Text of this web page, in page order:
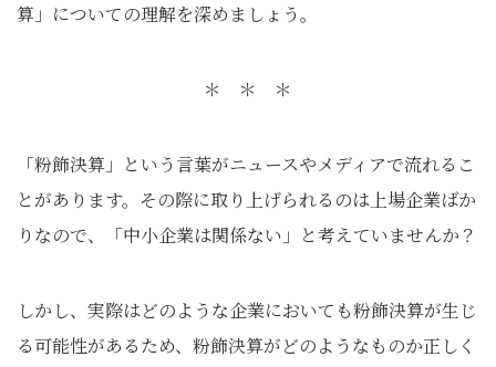
算」についての理解を深めましょう。
＊ ＊ ＊
「粉飾決算」という言葉がニュースやメディアで流れるこ
とがあります。その際に取り上げられるのは上場企業ばか
りなので、「中小企業は関係ない」と考えていませんか？
しかし、実際はどのような企業においても粉飾決算が生じ
る可能性があるため、粉飾決算がどのようなものか正しく